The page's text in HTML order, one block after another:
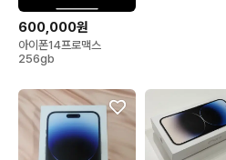
600,000원
아이폰14프로맥스
256gb